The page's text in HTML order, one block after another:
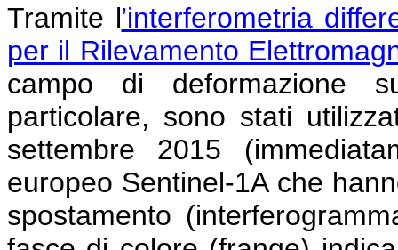
Tramite l’interferometria
per il Rilevamento
campo di deformazione
particolare, sono stati
settembre 2015
europeo Sentinel-1A che
spostamento